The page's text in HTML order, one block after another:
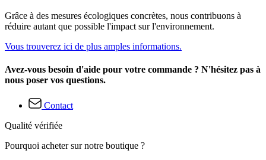
Grâce à des mesures écologiques concrètes, nous contribuons à
réduire autant que possible l'impact sur l'environnement.
Vous trouverez ici de plus amples informations.
Avez-vous besoin d'aide pour votre commande ? N'hésitez pas à
nous poser vos questions.
Contact
Qualité vérifiée
Pourquoi acheter sur notre boutique ?